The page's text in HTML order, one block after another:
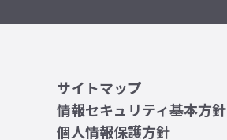
サイトマップ
情報セキュリティ基本方針
個人情報保護方針